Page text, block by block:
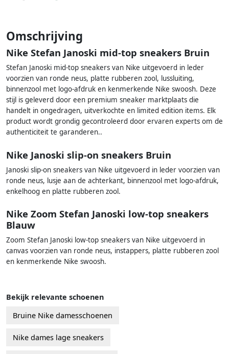
Omschrijving
Nike Stefan Janoski mid-top sneakers Bruin
Stefan Janoski mid-top sneakers van Nike uitgevoerd in leder
voorzien van ronde neus, platte rubberen zool, lussluiting,
binnenzool met logo-afdruk en kenmerkende Nike swoosh. Deze
stijl is geleverd door een premium sneaker marktplaats die
handelt in ongedragen, uitverkochte en limited edition items. Elk
product wordt grondig gecontroleerd door ervaren experts om de
authenticiteit te garanderen..
Nike Janoski slip-on sneakers Bruin
Janoski slip-on sneakers van Nike uitgevoerd in leder voorzien van
ronde neus, lusje aan de achterkant, binnenzool met logo-afdruk,
enkelhoog en platte rubberen zool.
Nike Zoom Stefan Janoski low-top sneakers
Blauw
Zoom Stefan Janoski low-top sneakers van Nike uitgevoerd in
canvas voorzien van ronde neus, instappers, platte rubberen zool
en kenmerkende Nike swoosh.
Bekijk relevante schoenen
Bruine Nike damesschoenen
Nike dames lage sneakers